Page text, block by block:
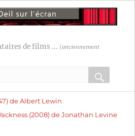
de films ... (anciennement
OK
:de Albert Lewin
:(2008) de Jonathan Levine